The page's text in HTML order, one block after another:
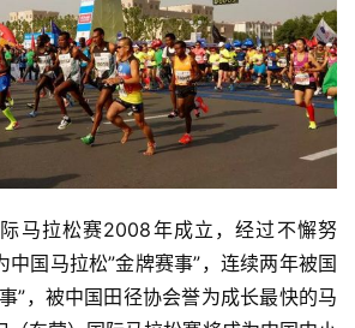
马拉松赛2008年成立，经过不懈努
中国马拉松”金牌赛事”，连续两年被国
”，被中国田径协会誉为成长最快的马